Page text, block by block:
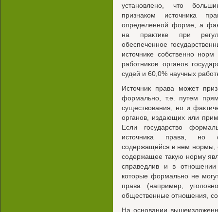
установлено, что
признаком источника
определенной форме, а
на практике при
обеспеченное
источнике собственно
работников органов
судей и 60,0% научных
Источник права может
формально, т.е. путем
существования, но и
органов, издающих или
Если государство
источника права, но
содержащейся в нем нормы,
содержащее такую норму
справедлив и в
которые формально не
права (например,
общественные отношения,
На основании